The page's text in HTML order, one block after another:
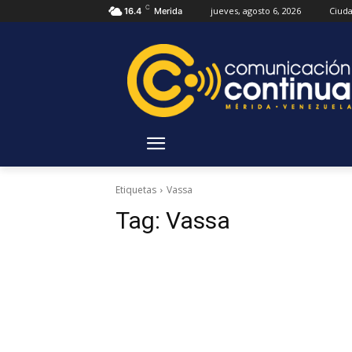
16.4 C Merida jueves, agosto 6, 2026
Etiquetas Vassa
Tag: Vassa